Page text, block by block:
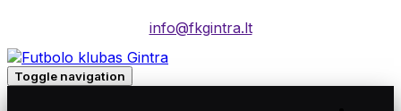
info@fkgintra.lt
Toggle navigation